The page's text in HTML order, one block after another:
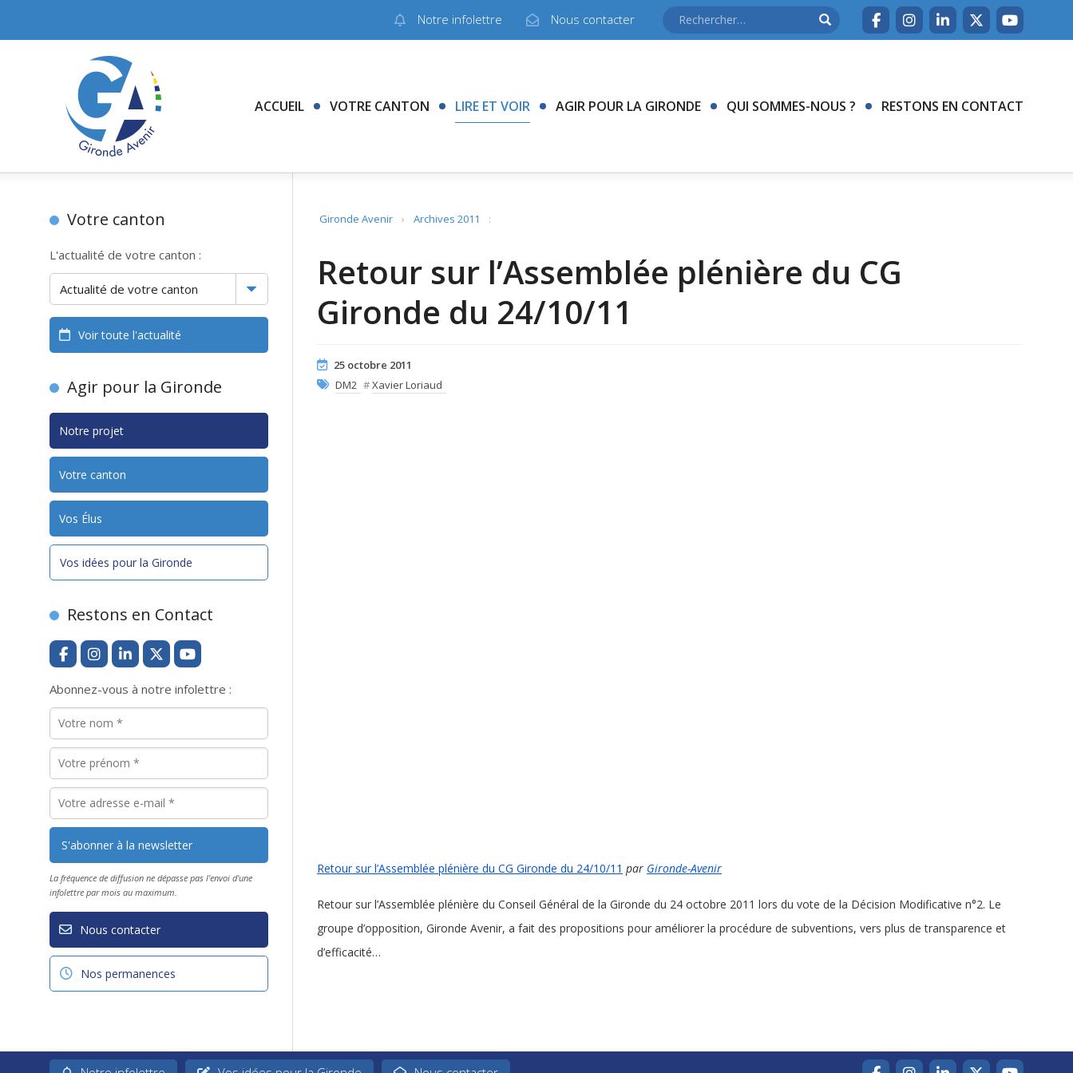
Notre infolettre Nous contacter
ACCUEIL VOTRE CANTON LIRE ET VOIR AGIR POUR LA GIRONDE QUI SOMMES-NOUS ? RESTONS EN CONTACT
Gironde Avenir › Archives 2011 :
Retour sur l’Assemblée plénière du CG
Gironde du 24/10/11
25 octobre 2011
DM2 #Xavier Loriaud
Retour sur l’Assemblée plénière du CG Gironde du 24/10/11 par Gironde-Avenir
Retour sur l’Assemblée plénière du Conseil Général de la Gironde du 24 octobre 2011 lors du vote de la Décision Modificative n°2. Le
groupe d’opposition, Gironde Avenir, a fait des propositions pour améliorer la procédure de subventions, vers plus de transparence et
d’efficacité…
Votre canton
L'actualité de votre canton :
Voir toute l'actualité
Agir pour la Gironde
Notre projet
Votre canton
Vos Élus
Vos idées pour la Gironde
Restons en Contact
Abonnez-vous à notre infolettre :
La fréquence de diffusion ne dépasse pas l'envoi d'une
infolettre par mois au maximum.
Nous contacter
Nos permanences